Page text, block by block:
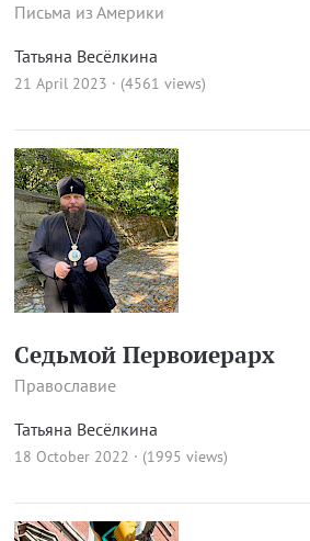
Письма из Америки
Татьяна Весёлкина
21 April 2023 · (4561 views)
Седьмой Первоиерарх
Православие
Татьяна Весёлкина
18 October 2022 · (1995 views)